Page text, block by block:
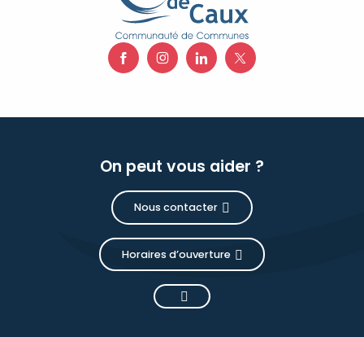
On peut vous aider ?
Nous contacter
Horaires d’ouverture